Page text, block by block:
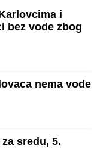
i
bez vode zbog
nema vode
sredu, 5.